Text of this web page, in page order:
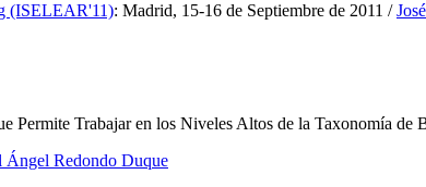
(ISELEAR'11): Madrid, 15-16 de Septiembre de 2011 /
Permite Trabajar en los Niveles Altos de la Taxonomía de
Ángel Redondo Duque